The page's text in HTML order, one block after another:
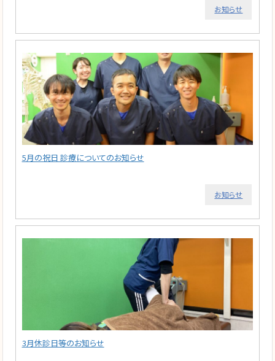
お知らせ
5月の祝日 診療についてのお知らせ
お知らせ
3月休診日等のお知らせ